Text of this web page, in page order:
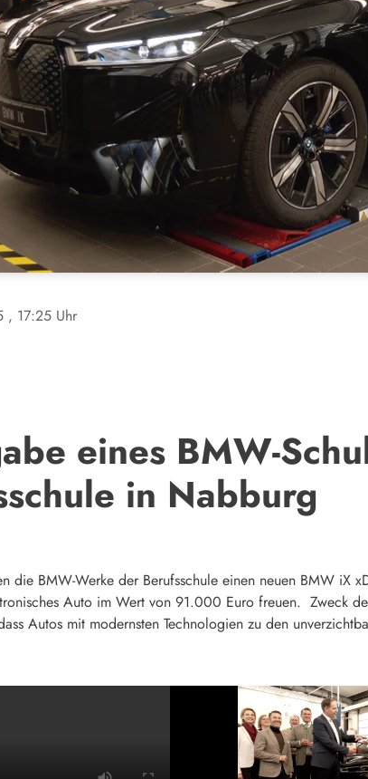
, 17:25 Uhr
eines BMW-
in Nabburg
die BMW-Werke der Berufsschule einen neuen BMW iX
Auto im Wert von 91.000 Euro freuen. Zweck
Autos mit modernsten Technologien zu den